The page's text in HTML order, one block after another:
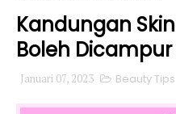
Kandungan
Boleh
Januari 07, 2023 Beauty Tips